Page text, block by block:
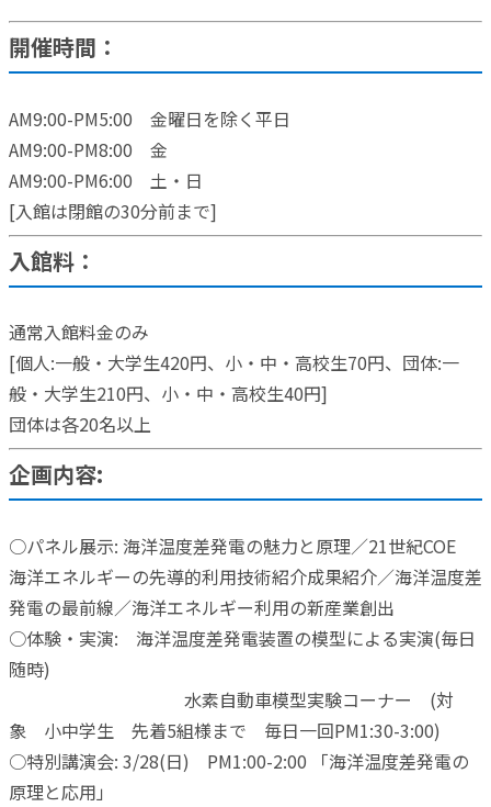
開催時間：
AM9:00-PM5:00 金曜日を除く平日
AM9:00-PM8:00 金
AM9:00-PM6:00 土・日
[入館は閉館の30分前まで]
入館料：
通常入館料金のみ
[個人:一般・大学生420円、小・中・高校生70円、団体:一
般・大学生210円、小・中・高校生40円]
団体は各20名以上
企画内容:
○パネル展示: 海洋温度差発電の魅力と原理／21世紀COE
海洋エネルギーの先導的利用技術紹介成果紹介／海洋温度差
発電の最前線／海洋エネルギー利用の新産業創出
○体験・実演: 海洋温度差発電装置の模型による実演(毎日
随時)
水素自動車模型実験コーナー (対
象 小中学生 先着5組様まで 毎日一回PM1:30-3:00)
○特別講演会: 3/28(日) PM1:00-2:00 「海洋温度差発電の
原理と応用」